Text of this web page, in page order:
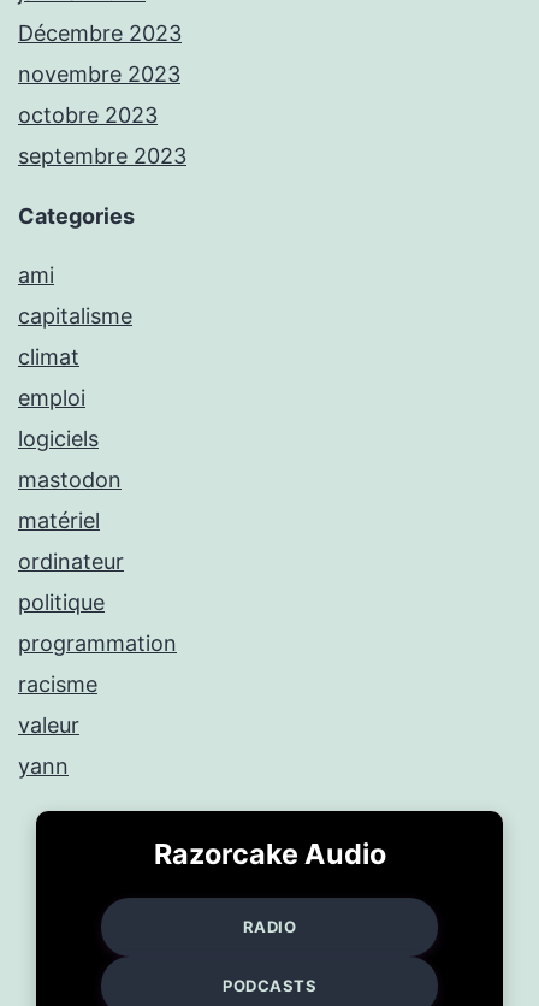
Décembre 2023
novembre 2023
octobre 2023
septembre 2023
Categories
ami
capitalisme
climat
emploi
logiciels
mastodon
matériel
ordinateur
politique
programmation
racisme
valeur
yann
Razorcake Audio
RADIO
PODCASTS